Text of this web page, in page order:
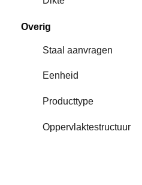
Overig
Staal aanvragen
Eenheid
Producttype
Oppervlaktestructuur